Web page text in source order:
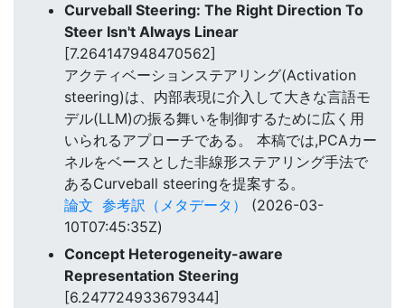
Curveball Steering: The Right Direction To
Steer Isn't Always Linear
[7.264147948470562]
アクティベーションステアリング(Activation
steering)は、内部表現に介入して大きな言語モ
デル(LLM)の振る舞いを制御するために広く用
いられるアプローチである。 本稿では,PCAカー
ネルをベースとした非線形ステアリング手法で
あるCurveball steeringを提案する。
論文 参考訳（メタデータ）
(2026-03-
10T07:45:35Z)
Concept Heterogeneity-aware
Representation Steering
[6.247724933679344]